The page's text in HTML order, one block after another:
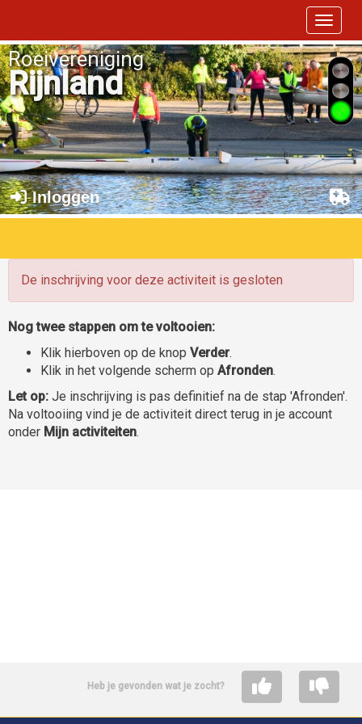
Toggle
Roeivereniging
Rijnland
Inloggen
De inschrijving voor deze activiteit is gesloten
Nog twee stappen om te voltooien:
Klik hierboven op de knop Verder.
Klik in het volgende scherm op Afronden.
Let op: Je inschrijving is pas definitief na de stap 'Afronden'.
Na voltooiing vind je de activiteit direct terug in je account
onder Mijn activiteiten.
Heb je gevonden wat je zocht?